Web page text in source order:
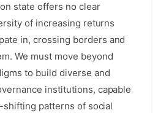
state offers no clear
of increasing returns
in, crossing borders and
We must move beyond
to build diverse and
institutions, capable
patterns of social